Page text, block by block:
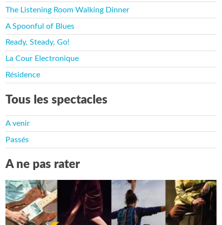
The Listening Room Walking Dinner
A Spoonful of Blues
Ready, Steady, Go!
La Cour Electronique
Résidence
Tous les spectacles
A venir
Passés
A ne pas rater